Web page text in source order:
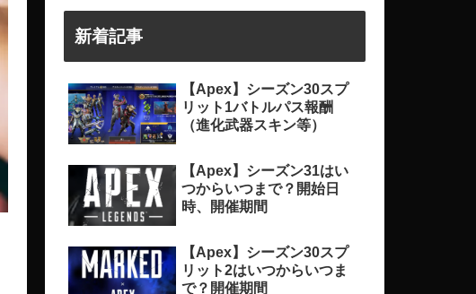
新着記事
【Apex】シーズン30スプ
リット1バトルパス報酬
（進化武器スキン等）
【Apex】シーズン31はい
つからいつまで？開始日
時、開催期間
【Apex】シーズン30スプ
リット2はいつからいつま
で？開催期間